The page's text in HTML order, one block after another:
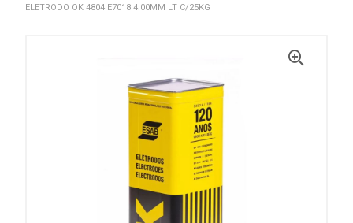
ELETRODO OK 4804 E7018 4.00MM LT C/25KG